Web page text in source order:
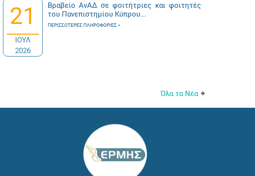
21
ΙΟΥΛ
2026
Βραβείο ΑνΑΔ σε φοιτήτριες και φοιτητές
του Πανεπιστημίου Κύπρου...
ΠΕΡΙΣΣΌΤΕΡΕΣ ΠΛΗΡΟΦΟΡΊΕΣ
Όλα τα Νέα